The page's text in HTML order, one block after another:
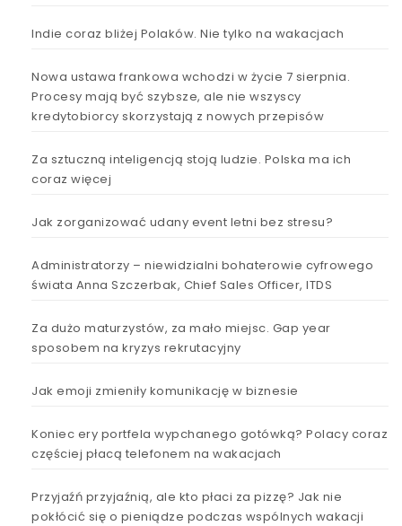
Indie coraz bliżej Polaków. Nie tylko na wakacjach
Nowa ustawa frankowa wchodzi w życie 7 sierpnia.
Procesy mają być szybsze, ale nie wszyscy
kredytobiorcy skorzystają z nowych przepisów
Za sztuczną inteligencją stoją ludzie. Polska ma ich
coraz więcej
Jak zorganizować udany event letni bez stresu?
Administratorzy – niewidzialni bohaterowie cyfrowego
świata Anna Szczerbak, Chief Sales Officer, ITDS
Za dużo maturzystów, za mało miejsc. Gap year
sposobem na kryzys rekrutacyjny
Jak emoji zmieniły komunikację w biznesie
Koniec ery portfela wypchanego gotówką? Polacy coraz
częściej płacą telefonem na wakacjach
Przyjaźń przyjaźnią, ale kto płaci za pizzę? Jak nie
pokłócić się o pieniądze podczas wspólnych wakacji